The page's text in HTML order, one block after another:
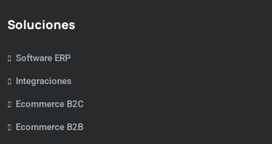
Soluciones
Software ERP
Integraciones
Ecommerce B2C
Ecommerce B2B